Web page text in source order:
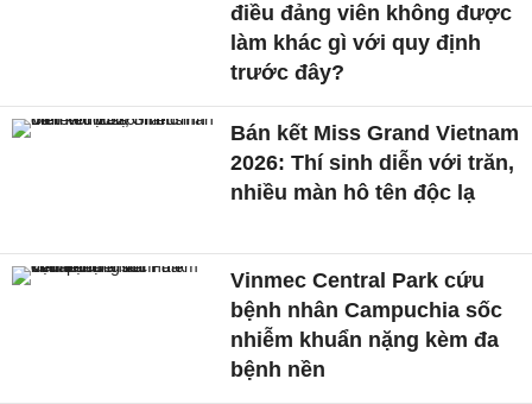
điều đảng viên không được
làm khác gì với quy định
trước đây?
Bán kết Miss Grand Vietnam
2026: Thí sinh diễn với trăn,
nhiều màn hô tên độc lạ
Vinmec Central Park cứu
bệnh nhân Campuchia sốc
nhiễm khuẩn nặng kèm đa
bệnh nền